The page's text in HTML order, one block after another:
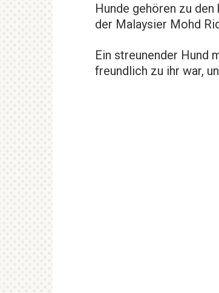
Hunde gehören zu
der Malaysier Mohd
Ein streunender Hund
freundlich zu ihr war,